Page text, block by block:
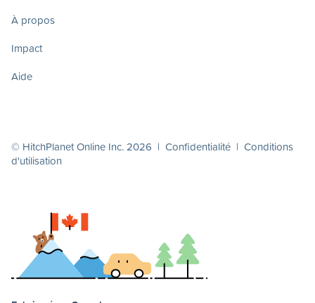
À propos
Impact
Aide
© HitchPlanet Online Inc. 2026 | Confidentialité | Conditions
d'utilisation